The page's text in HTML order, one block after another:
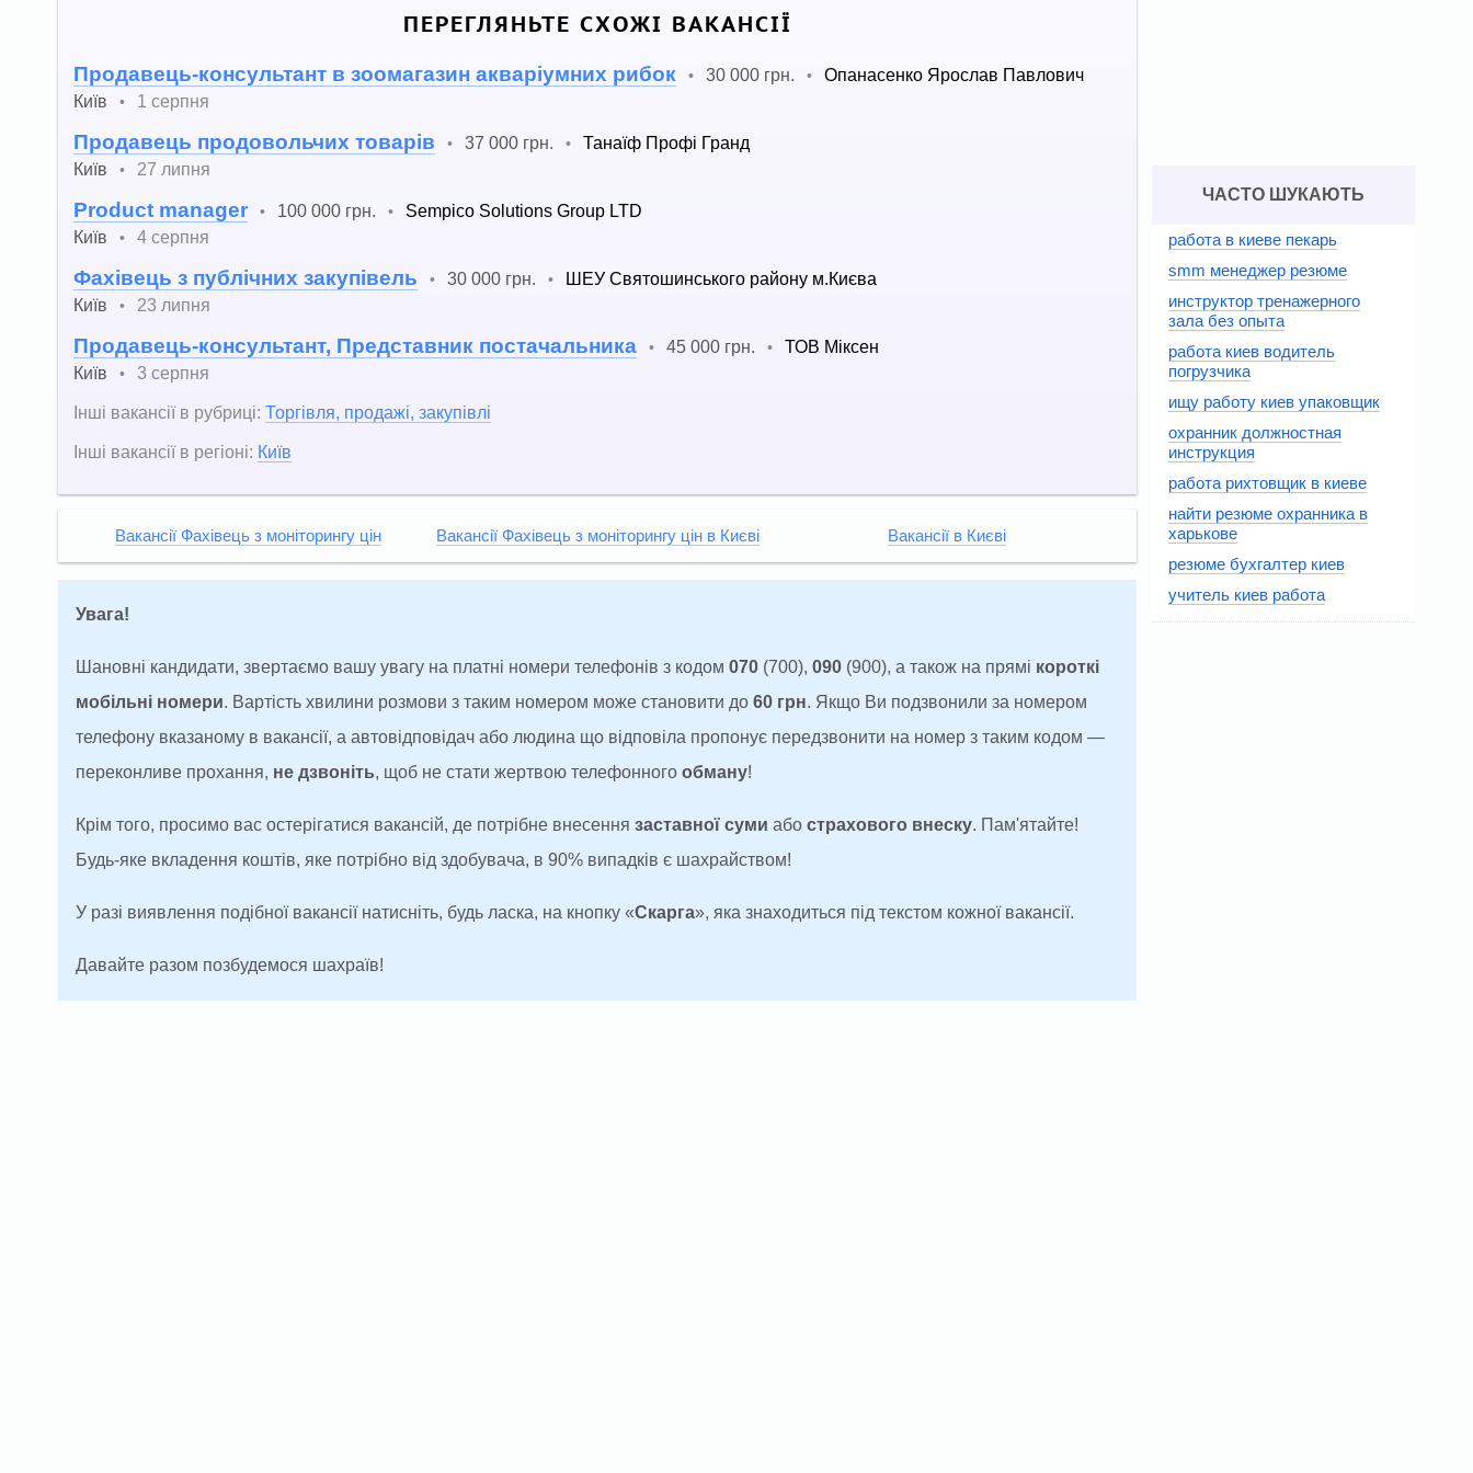
ПЕРЕГЛЯНЬТЕ СХОЖІ ВАКАНСІЇ
Продавець-консультант в зоомагазин акваріумних рибок • 30 000 грн. •
Опанасенко Ярослав Павлович
Київ
• 1 серпня
Продавець продовольчих товарів • 37 000 грн. •
Танаїф Профі Гранд
Київ
• 27 липня
Product manager • 100 000 грн. •
Sempico Solutions Group LTD
Київ
• 4 серпня
Фахівець з публічних закупівель • 30 000 грн. •
ШЕУ Святошинського району м.Києва
Київ
• 23 липня
Продавець-консультант, Представник постачальника • 45 000 грн. •
ТОВ Міксен
Київ
•
3 серпня
Інші вакансії в рубриці: Торгівля, продажі, закупівлі
Інші вакансії в регіоні: Київ
Вакансії Фахівець з моніторингу цін Вакансії Фахівець з моніторингу цін в Києві Вакансії в Києві
Увага!
Шановні кандидати, звертаємо вашу увагу на платні номери телефонів з кодом 070 (700), 090 (900), а також на прямі короткі
мобільні номери. Вартість хвилини розмови з таким номером може становити до 60 грн. Якщо Ви подзвонили за номером
телефону вказаному в вакансії, а автовідповідач або людина що відповіла пропонує передзвонити на номер з таким кодом —
переконливе прохання, не дзвоніть, щоб не стати жертвою телефонного обману!
Крім того, просимо вас остерігатися вакансій, де потрібне внесення заставної суми або страхового внеску. Пам'ятайте!
Будь-яке вкладення коштів, яке потрібно від здобувача, в 90% випадків є шахрайством!
У разі виявлення подібної вакансії натисніть, будь ласка, на кнопку «Скарга», яка знаходиться під текстом кожної вакансії.
Давайте разом позбудемося шахраїв!
ЧАСТО ШУКАЮТЬ
работа в киеве пекарь
smm менеджер резюме
инструктор тренажерного
зала без опыта
работа киев водитель
погрузчика
ищу работу киев упаковщик
охранник должностная
инструкция
работа рихтовщик в киеве
найти резюме охранника в
харькове
резюме бухгалтер киев
учитель киев работа